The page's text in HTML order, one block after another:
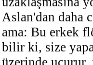
Aslan'dan daha
ama: Bu erkek
bilir ki, size
üzerinde